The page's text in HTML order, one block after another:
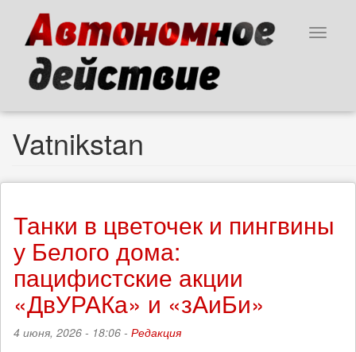
основному
содержанию
Toggle
Vatnikstan
Танки в цветочек и пингвины
у Белого дома:
пацифистские акции
«ДвУРАКа» и «зАиБи»
4 июня, 2026 - 18:06 - Редакция